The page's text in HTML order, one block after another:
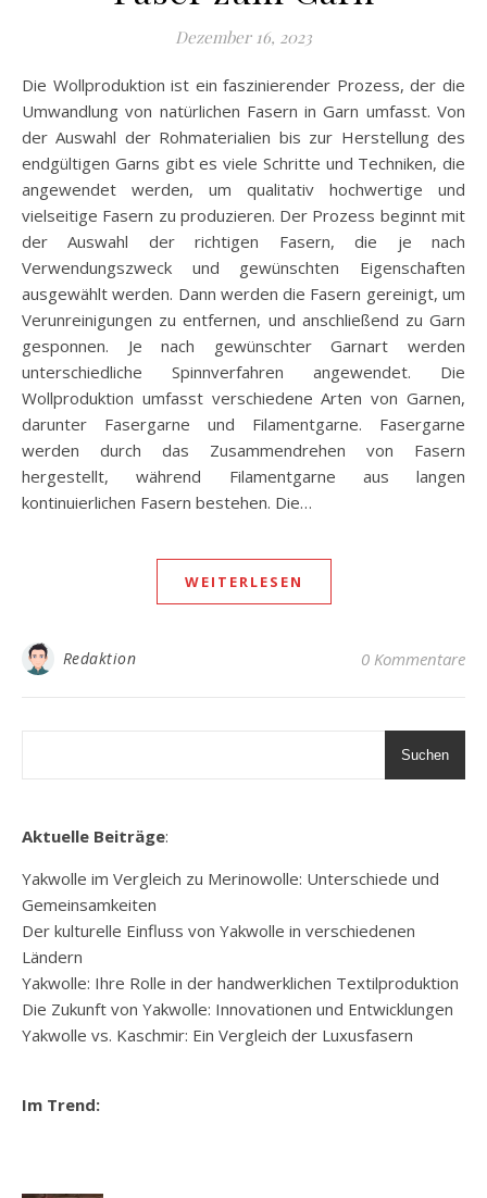
Dezember 16, 2023
Die Wollproduktion ist ein faszinierender Prozess, der die
Umwandlung von natürlichen Fasern in Garn umfasst. Von
der Auswahl der Rohmaterialien bis zur Herstellung des
endgültigen Garns gibt es viele Schritte und Techniken, die
angewendet werden, um qualitativ hochwertige und
vielseitige Fasern zu produzieren. Der Prozess beginnt mit
der Auswahl der richtigen Fasern, die je nach
Verwendungszweck und gewünschten Eigenschaften
ausgewählt werden. Dann werden die Fasern gereinigt, um
Verunreinigungen zu entfernen, und anschließend zu Garn
gesponnen. Je nach gewünschter Garnart werden
unterschiedliche Spinnverfahren angewendet. Die
Wollproduktion umfasst verschiedene Arten von Garnen,
darunter Fasergarne und Filamentgarne. Fasergarne
werden durch das Zusammendrehen von Fasern
hergestellt, während Filamentgarne aus langen
kontinuierlichen Fasern bestehen. Die…
WEITERLESEN
Redaktion 0 Kommentare
Suchen
Aktuelle Beiträge:
Yakwolle im Vergleich zu Merinowolle: Unterschiede und
Gemeinsamkeiten
Der kulturelle Einfluss von Yakwolle in verschiedenen
Ländern
Yakwolle: Ihre Rolle in der handwerklichen Textilproduktion
Die Zukunft von Yakwolle: Innovationen und Entwicklungen
Yakwolle vs. Kaschmir: Ein Vergleich der Luxusfasern
Im Trend: